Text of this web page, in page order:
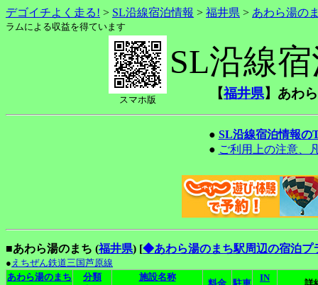
デゴイチよく走る! > SL沿線宿泊情報 > 福井県 > あわら湯の
ラムによる収益を得ています
スマホ版
SL沿線
【福井県】あわ
● SL沿線宿泊情報の
● ご利用上の注意、
■あわら湯のまち (福井県) [◆あわら湯のまち駅周辺の宿泊プ
● えちぜん鉄道三国芦原線
あわら湯のまち
分類
施設名称
IN